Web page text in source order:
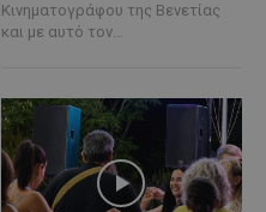
Κινηματογράφου της Βενετίας
και με αυτό τον...